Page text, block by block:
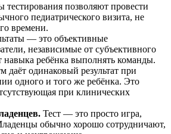
тестирования позволяют провести
педиатрического визита, не
времени.
— это объективные
независимые от субъективного
навыка ребёнка выполнять команды.
даёт одинаковый результат при
одного и того же ребёнка. Это
при клинических
Тест — это просто игра,
обычно хорошо сотрудничают,